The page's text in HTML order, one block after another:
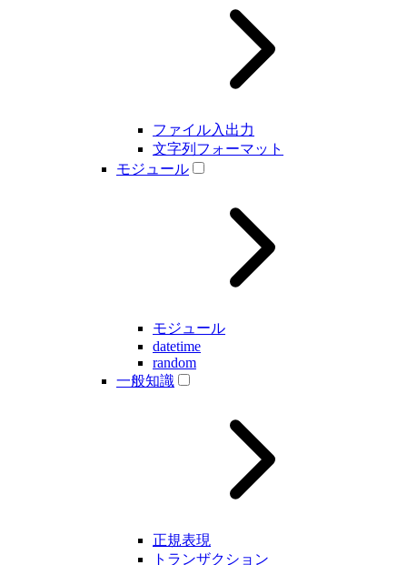
ファイル入出力
文字列フォーマット
モジュール
モジュール
datetime
random
一般知識
正規表現
トランザクション